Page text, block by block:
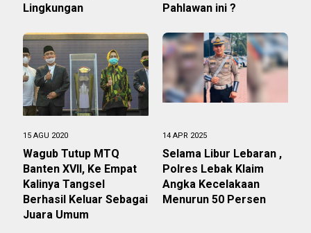
Lingkungan
Pahlawan ini ?
15 AGU 2020
Wagub Tutup MTQ
Banten XVII, Ke Empat
Kalinya Tangsel
Berhasil Keluar Sebagai
Juara Umum
14 APR 2025
Selama Libur Lebaran ,
Polres Lebak Klaim
Angka Kecelakaan
Menurun 50 Persen